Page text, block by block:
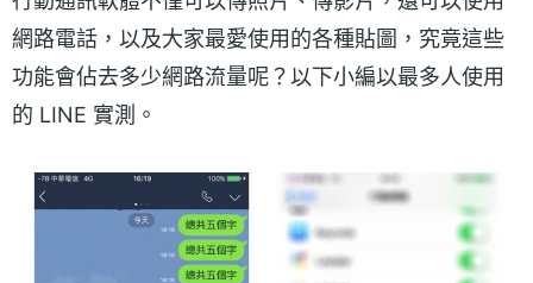
網路電話，以及大家最愛使用的各種貼圖，究竟這些
功能會佔去多少網路流量呢？以下小編以最多人使用
的 LINE 實測。